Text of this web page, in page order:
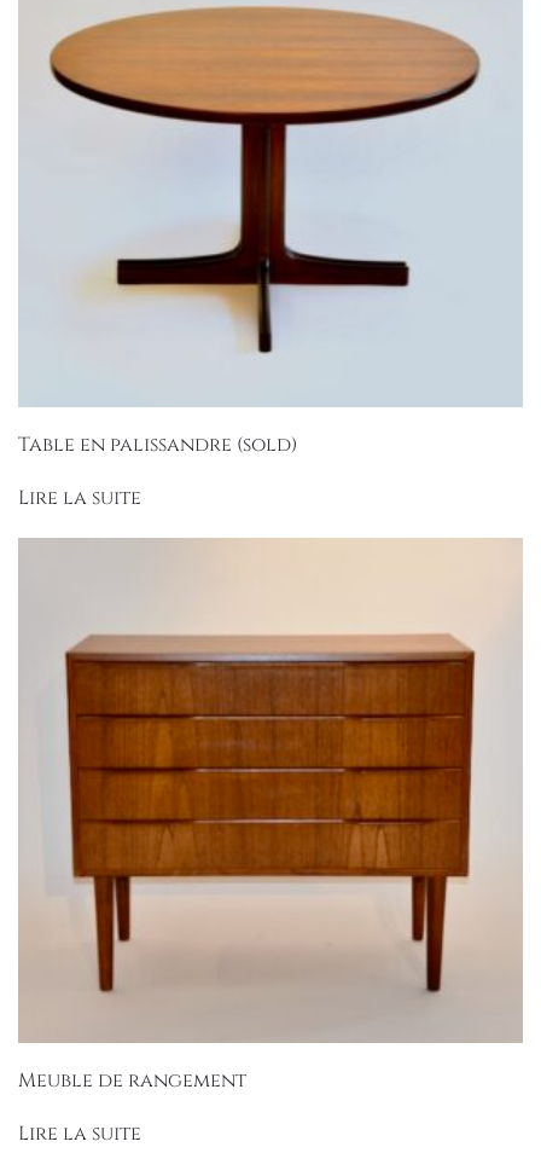
Table en palissandre (sold)
Lire la suite
Meuble de rangement
Lire la suite